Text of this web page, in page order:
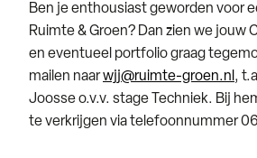
Ben je enthousiast geworden voor
Ruimte & Groen? Dan zien we jouw
en eventueel portfolio graag
mailen naarwjj@ruimte-groen.nl ,
Joosse o.v.v. stage Techniek. Bij
te verkrijgen via telefoonnummer